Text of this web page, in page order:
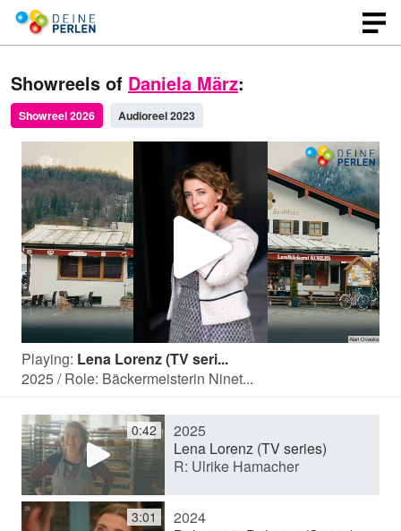
Showreels of Daniela März:
Showreel 2026 Audioreel 2023
P
l
a
y
Playing: Lena Lorenz (TV seri...
2025 / Role: Bäckermeisterin Ninet...
0:42
2025
Lena Lorenz (TV series)
R: Ulrike Hamacher
3:01
2024